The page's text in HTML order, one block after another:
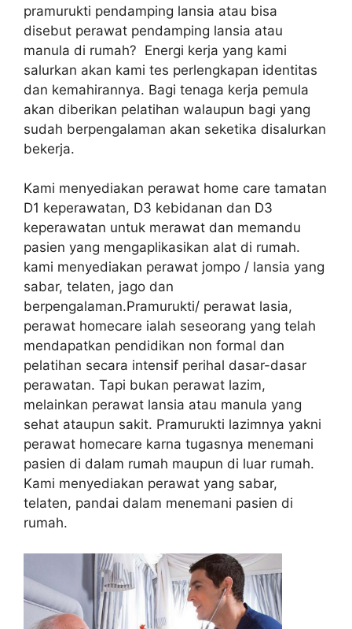
pramurukti pendamping lansia atau bisa
disebut perawat pendamping lansia atau
manula di rumah? Energi kerja yang kami
salurkan akan kami tes perlengkapan identitas
dan kemahirannya. Bagi tenaga kerja pemula
akan diberikan pelatihan walaupun bagi yang
sudah berpengalaman akan seketika disalurkan
bekerja.
Kami menyediakan perawat home care tamatan
D1 keperawatan, D3 kebidanan dan D3
keperawatan untuk merawat dan memandu
pasien yang mengaplikasikan alat di rumah.
kami menyediakan perawat jompo / lansia yang
sabar, telaten, jago dan
berpengalaman.Pramurukti/ perawat lasia,
perawat homecare ialah seseorang yang telah
mendapatkan pendidikan non formal dan
pelatihan secara intensif perihal dasar-dasar
perawatan. Tapi bukan perawat lazim,
melainkan perawat lansia atau manula yang
sehat ataupun sakit. Pramurukti lazimnya yakni
perawat homecare karna tugasnya menemani
pasien di dalam rumah maupun di luar rumah.
Kami menyediakan perawat yang sabar,
telaten, pandai dalam menemani pasien di
rumah.